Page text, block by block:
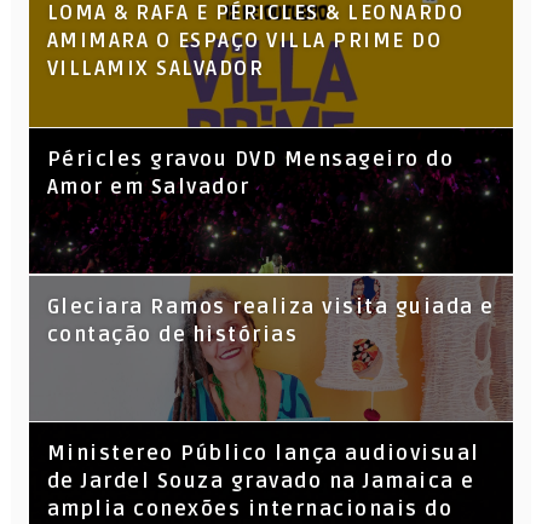
LOMA & RAFA E PÉRICLES & LEONARDO
AMIMARA O ESPAÇO VILLA PRIME DO
VILLAMIX SALVADOR
Péricles gravou DVD Mensageiro do
Amor em Salvador
KL Jay (Racionais MC’s), DJ Raíz e DJ
Leandro Vitrola na BIGSHAKE 14
Gleciara Ramos realiza visita guiada e
contação de histórias
​Ministereo Público lança audiovisual
de Jardel Souza gravado na Jamaica e
amplia conexões internacionais do